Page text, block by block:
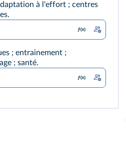
à l'effort ; centres
; entrainement ;
; santé.